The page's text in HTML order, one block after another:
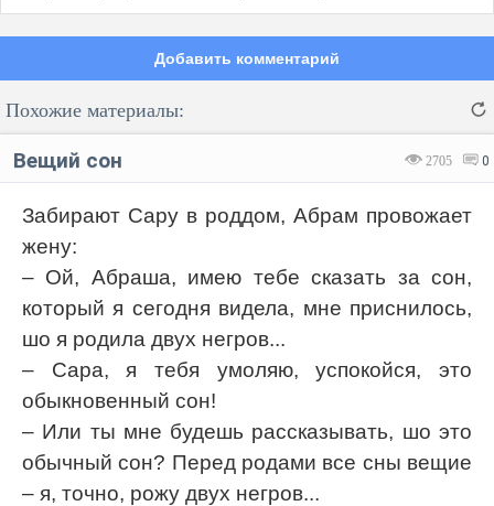
Добавить комментарий
Код:
Похожие материалы:
2705 0
Вещий сон
Забирают Сару в роддом, Абрам провожает
жену:
– Ой, Абраша, имею тебе сказать за сон,
который я сегодня видела, мне приснилось,
шо я родила двух негров...
– Сара, я тебя умоляю, успокойся, это
обыкновенный сон!
– Или ты мне будешь рассказывать, шо это
обычный сон? Перед родами все сны вещие
– я, точно, рожу двух негров...